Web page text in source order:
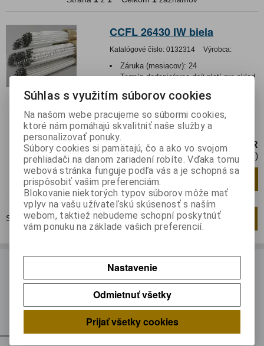
CCFL 26430 IW biela
Katalógové číslo: 0132314 Výrobca:
Záruka (mesiacov): 24
Termín dodania(prac.dni)-platí pre sklad
Hmotnosť:0,01 kg
Hmotnosť balenia:
0,01 kg
2,6x430mm
8,89 EUR
7,23 EUR (Cena bez DPH)
ks Pridať do košíka
Strana1z1Celkom 1záznamov
ODBER NOVINIEK
Prihláste sa k odberu noviniek
Registrovať
Súhlas s využitím súborov cookies
Na našom webe pracujeme so súbormi cookies,
ktoré nám pomáhajú skvalitniť naše služby a
personalizovať ponuky.
Súbory cookies si pamätajú, čo a ako vo svojom
prehliadači na danom zariadení robíte. Vďaka tomu
webová stránka funguje podľa vás a je schopná sa
prispôsobiť vašim preferenciám.
Blokovanie niektorých typov súborov môže mať
vplyv na vašu užívateľskú skúsenosť s naším
webom, taktiež nebudeme schopní poskytnúť
vám ponuku na základe vašich preferencií.
Nastavenie
Odmietnuť všetky
Prijať všetky cookies